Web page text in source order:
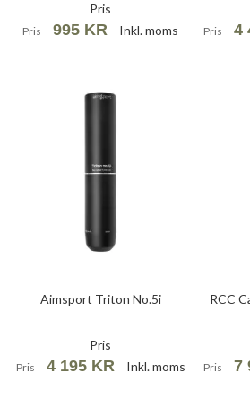
Pris
Pris 995 KR Inkl. moms Pris 4
Aimsport Triton No.5i
Pris
Pris 4 195 KR Inkl. moms
RCC
Pris 7